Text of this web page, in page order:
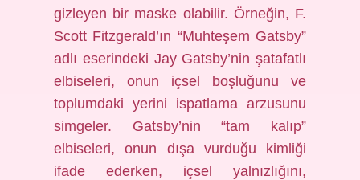
gizleyen bir maske olabilir. Örneğin, F.
Scott Fitzgerald’ın “Muhteşem Gatsby”
adlı eserindeki Jay Gatsby’nin şatafatlı
elbiseleri, onun içsel boşluğunu ve
toplumdaki yerini ispatlama arzusunu
simgeler. Gatsby’nin “tam kalıp”
elbiseleri, onun dışa vurduğu kimliği
ifade ederken, içsel yalnızlığını,